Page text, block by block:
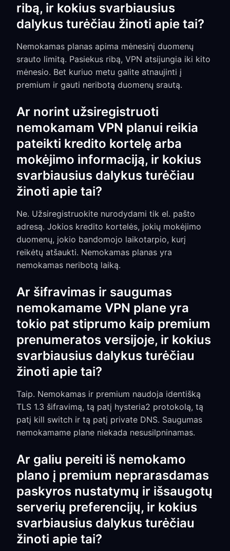
ribą, ir kokius svarbiausius
dalykus turėčiau žinoti apie tai?
Nemokamas planas apima mėnesinį duomenų
srauto limitą. Pasiekus ribą, VPN atsijungia iki kito
mėnesio. Bet kuriuo metu galite atnaujinti į
premium ir gauti neribotą duomenų srautą.
Ar norint užsiregistruoti
nemokamam VPN planui reikia
pateikti kredito kortelę arba
mokėjimo informaciją, ir kokius
svarbiausius dalykus turėčiau
žinoti apie tai?
Ne. Užsiregistruokite nurodydami tik el. pašto
adresą. Jokios kredito kortelės, jokių mokėjimo
duomenų, jokio bandomojo laikotarpio, kurį
reikėtų atšaukti. Nemokamas planas yra
nemokamas neribotą laiką.
Ar šifravimas ir saugumas
nemokamame VPN plane yra
tokio pat stiprumo kaip premium
prenumeratos versijoje, ir kokius
svarbiausius dalykus turėčiau
žinoti apie tai?
Taip. Nemokamas ir premium naudoja identišką
TLS 1.3 šifravimą, tą patį hysteria2 protokolą, tą
patį kill switch ir tą patį private DNS. Saugumas
nemokamame plane niekada nesusilpninamas.
Ar galiu pereiti iš nemokamo
plano į premium neprarasdamas
paskyros nustatymų ir išsaugotų
serverių preferencijų, ir kokius
svarbiausius dalykus turėčiau
žinoti apie tai?